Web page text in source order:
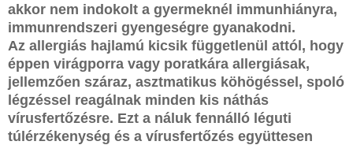
akkor nem indokolt a gyermeknél immunhiányra,
immunrendszeri gyengeségre gyanakodni.
Az allergiás hajlamú kicsik függetlenül attól, hogy
éppen virágporra vagy poratkára allergiásak,
jellemzően száraz, asztmatikus köhögéssel, spoló
légzéssel reagálnak minden kis náthás
vírusfertőzésre. Ezt a náluk fennálló léguti
túlérzékenység és a vírusfertőzés együttesen